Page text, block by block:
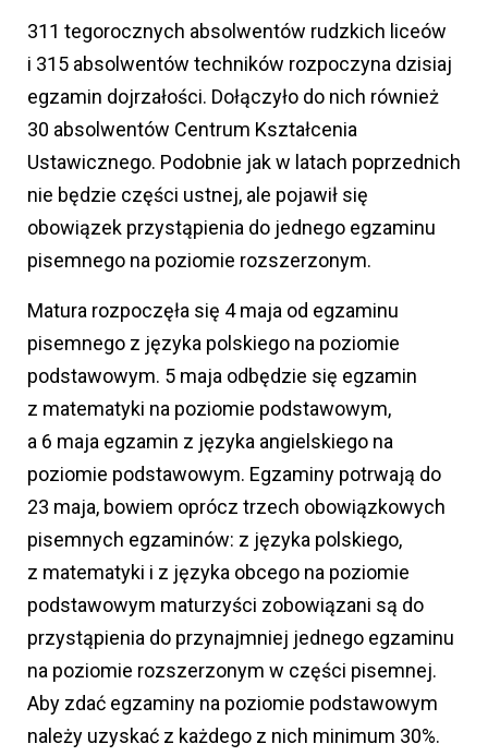
311 tegorocznych absolwentów rudzkich liceów
i 315 absolwentów techników rozpoczyna dzisiaj
egzamin dojrzałości. Dołączyło do nich również
30 absolwentów Centrum Kształcenia
Ustawicznego. Podobnie jak w latach poprzednich
nie będzie części ustnej, ale pojawił się
obowiązek przystąpienia do jednego egzaminu
pisemnego na poziomie rozszerzonym.
Matura rozpoczęła się 4 maja od egzaminu
pisemnego z języka polskiego na poziomie
podstawowym. 5 maja odbędzie się egzamin
z matematyki na poziomie podstawowym,
a 6 maja egzamin z języka angielskiego na
poziomie podstawowym. Egzaminy potrwają do
23 maja, bowiem oprócz trzech obowiązkowych
pisemnych egzaminów: z języka polskiego,
z matematyki i z języka obcego na poziomie
podstawowym maturzyści zobowiązani są do
przystąpienia do przynajmniej jednego egzaminu
na poziomie rozszerzonym w części pisemnej.
Aby zdać egzaminy na poziomie podstawowym
należy uzyskać z każdego z nich minimum 30%.